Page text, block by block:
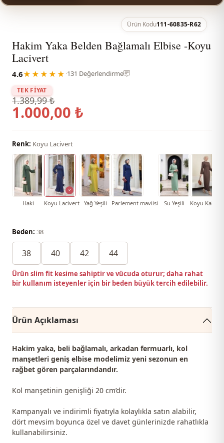
Ürün Kodu111-60835-R62
Hakim Yaka Belden Bağlamalı Elbise -Koyu
Lacivert
4.6★★★★★ ·131 Değerlendirme
TEK FİYAT
1.389,99 ₺
1.000,00 ₺
Renk: Koyu Lacivert
Haki Koyu Lacivert Yağ Yeşili Parlement maviisi Su Yeşili Koyu
Beden: 38
38 40 42 44
Ürün slim fit kesime sahiptir ve vücuda oturur; daha rahat
bir kullanım isteyenler için bir beden büyük tercih edilebilir.
Ürün Açıklaması
Hakim yaka, beli bağlamalı, arkadan fermuarlı, kol
manşetleri geniş elbise modelimiz yeni sezonun en
rağbet gören parçalarındandır.
Kol manşetinin genişliği 20 cm’dir.
Kampanyalı ve indirimli fiyatıyla kolaylıkla satın alabilir,
dört mevsim boyunca özel ve davet günlerinizde rahatlıkla
kullanabilirsiniz.